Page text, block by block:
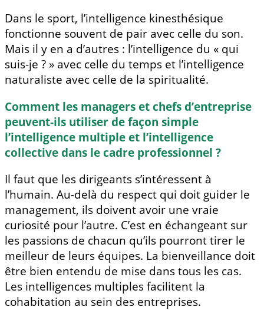
Dans le sport, l’intelligence kinesthésique
fonctionne souvent de pair avec celle du son.
Mais il y en a d’autres : l’intelligence du « qui
suis-je ? » avec celle du temps et l’intelligence
naturaliste avec celle de la spiritualité.
Comment les managers et chefs d’entreprise
peuvent-ils utiliser de façon simple
l’intelligence multiple et l’intelligence
collective dans le cadre professionnel ?
Il faut que les dirigeants s’intéressent à
l’humain. Au-delà du respect qui doit guider le
management, ils doivent avoir une vraie
curiosité pour l’autre. C’est en échangeant sur
les passions de chacun qu’ils pourront tirer le
meilleur de leurs équipes. La bienveillance doit
être bien entendu de mise dans tous les cas.
Les intelligences multiples facilitent la
cohabitation au sein des entreprises.